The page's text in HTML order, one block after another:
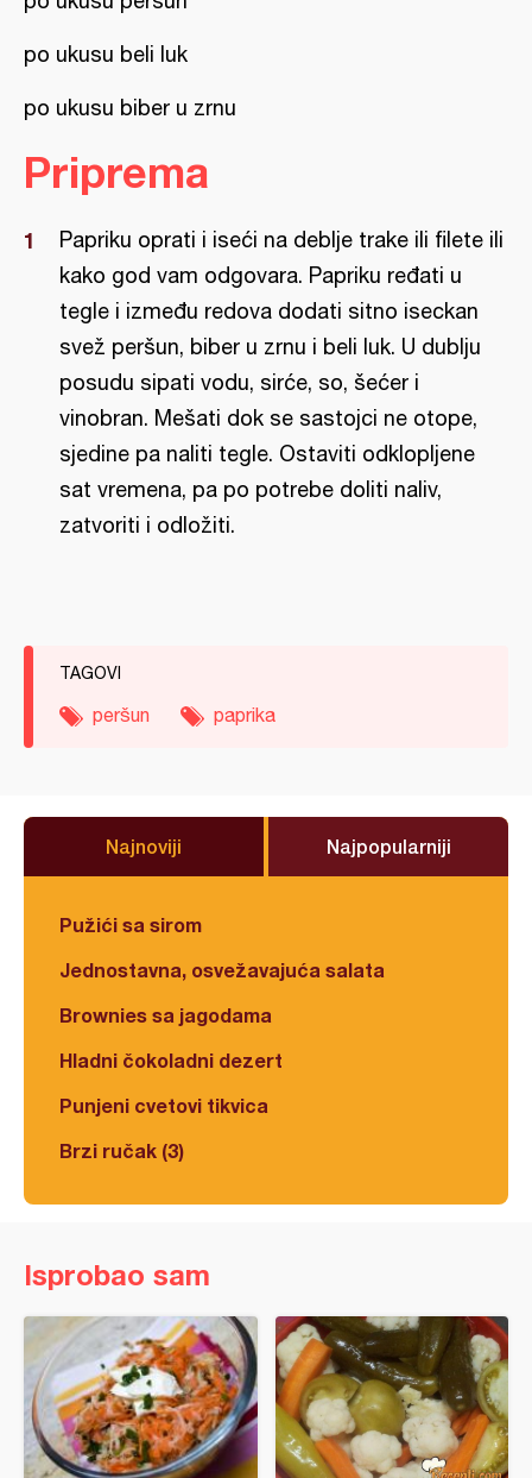
po ukusu beli luk
po ukusu biber u zrnu
Priprema
Papriku oprati i iseći na deblje trake ili filete ili
kako god vam odgovara. Papriku ređati u
tegle i između redova dodati sitno iseckan
svež peršun, biber u zrnu i beli luk. U dublju
posudu sipati vodu, sirće, so, šećer i
vinobran. Mešati dok se sastojci ne otope,
sjedine pa naliti tegle. Ostaviti odklopljene
sat vremena, pa po potrebe doliti naliv,
zatvoriti i odložiti.
TAGOVI
peršun paprika
Najnoviji Najpopularniji
Pužići sa sirom
Jednostavna, osvežavajuća salata
Brownies sa jagodama
Hladni čokoladni dezert
Punjeni cvetovi tikvica
Brzi ručak (3)
Isprobao sam